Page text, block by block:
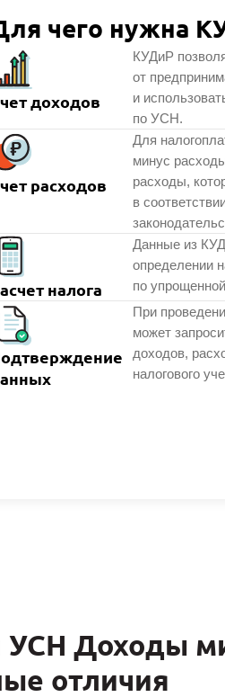
чего нужна
доходов
КУДиР
от
и
по УСН.
расходов
Для
минус
расходы,
в
налога
Данные из
определении
по
При
может
доходов,
налогового
Доходы
отличия